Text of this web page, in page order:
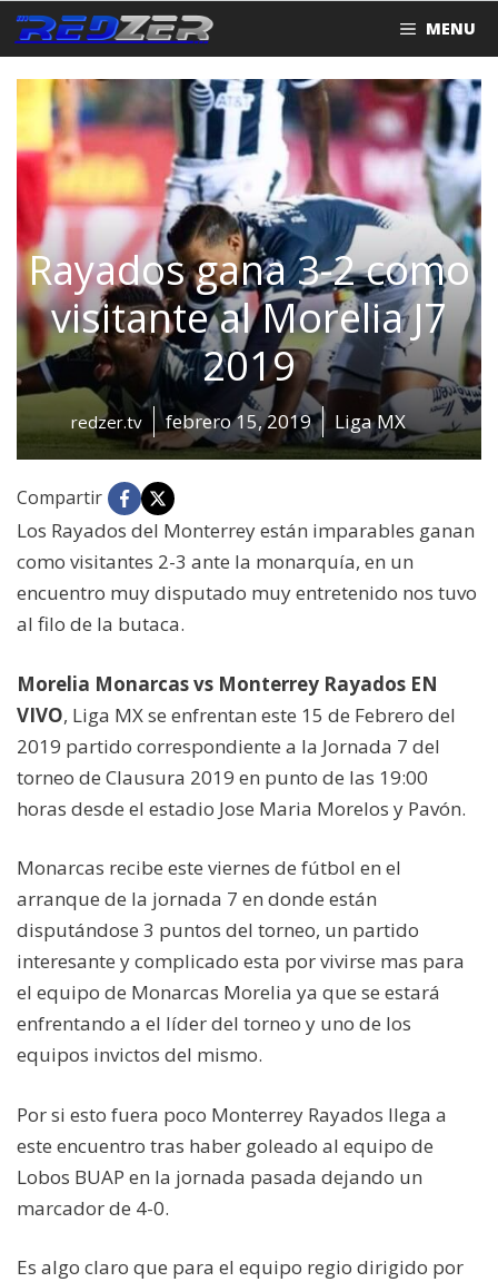
Saltar
al
contenido
MENU
Rayados gana 3-2 como
visitante al Morelia J7
2019
redzer.tv febrero 15, 2019 Liga MX
Compartir
Los Rayados del Monterrey están imparables ganan
como visitantes 2-3 ante la monarquía, en un
encuentro muy disputado muy entretenido nos tuvo
al filo de la butaca.
Morelia Monarcas vs Monterrey Rayados EN
VIVO, Liga MX se enfrentan este 15 de Febrero del
2019 partido correspondiente a la Jornada 7 del
torneo de Clausura 2019 en punto de las 19:00
horas desde el estadio Jose Maria Morelos y Pavón.
Monarcas recibe este viernes de fútbol en el
arranque de la jornada 7 en donde están
disputándose 3 puntos del torneo, un partido
interesante y complicado esta por vivirse mas para
el equipo de Monarcas Morelia ya que se estará
enfrentando a el líder del torneo y uno de los
equipos invictos del mismo.
Por si esto fuera poco Monterrey Rayados llega a
este encuentro tras haber goleado al equipo de
Lobos BUAP en la jornada pasada dejando un
marcador de 4-0.
Es algo claro que para el equipo regio dirigido por